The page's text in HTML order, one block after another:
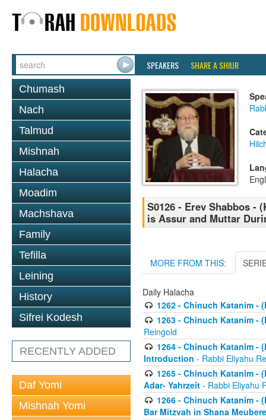
SPEAKERS SHARE A SHIUR
Chumash
Nach
Talmud
Mishnah
Halacha
Moadim
Machshava
Family
Tefilla
Leining
History
Sifrei Kodesh
RECENTLY ADDED
Daf Yomi
Mishnah Yomi
S0126 - Erev Shabbos -
is Assur and Muttar
MORE FROM THIS:
Daily Halacha
1262 - Chinuch Katanim -
1263 - Chinuch Katanim -
Reingold
1264 - Chinuch Katanim -
Introduction - Rabbi Eliyahu
1265 - Chinuch Katanim -
Adar- Yahrzeit - Rabbi Eliyahu
1266 - Chinuch Katanim -
Bar Mitzvah in Shana